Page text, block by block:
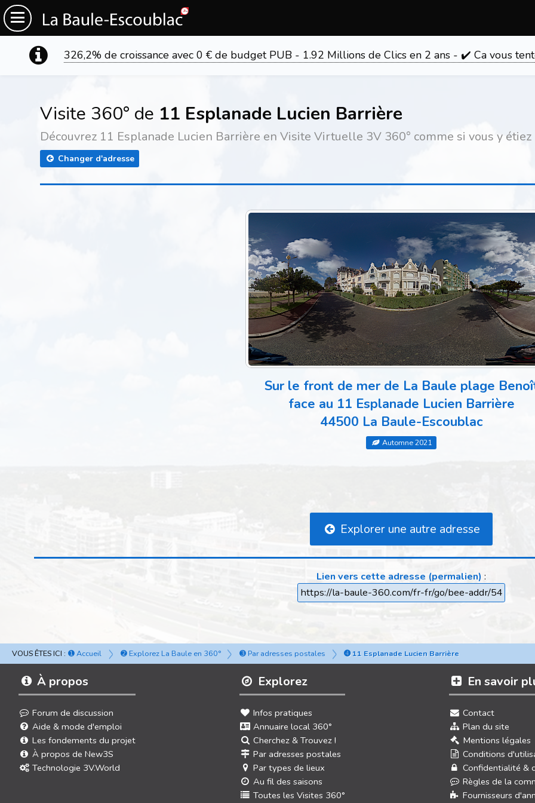
326,2% de croissance avec 0 € de budget PUB - 1.92 Millions de Clics en 2 ans - ✔️ Ca vous
Visite 360° de 11 Esplanade Lucien Barrière
Découvrez 11 Esplanade Lucien Barrière en Visite Virtuelle 3V 360° comme si vous y étiez
Changer d'adresse
Sur le front de mer de La Baule plage
face au 11 Esplanade Lucien Barrière
44500 La Baule-Escoublac
Automne 2021
Explorer une autre adresse
Lien vers cette adresse (permalien) :
https://la-baule-360.com/fr-fr/go/bee-addr/54
VOUS ÊTES ICI : ➊ Accueil ➋ Explorez La Baule en 360° ➌ Par adresses postales ➍ 11 Esplanade Lucien Barrière
En savoir
Contact
Plan du site
Mentions légales
Conditions
Confidentialité &
Règles de la
Fournisseurs
Explorez
Infos pratiques
Annuaire local 360°
Cherchez & Trouvez !
Par adresses postales
Par types de lieux
Au fil des saisons
Toutes les Visites 360°
À propos
Forum de discussion
Aide & mode d'emploi
Les fondements du projet
À propos de New3S
Technologie 3V.World